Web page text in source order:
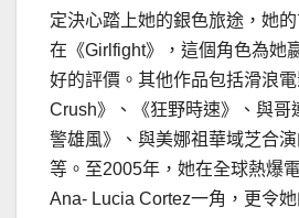
定決心踏上她的銀色旅途，她
在《Girlfight》，這個角色為她
好的評價。其他作品包括滑浪
Crush》、《狂野時速》、與哥
警雄風》、與美娜祖華域芝合
等。至2005年，她在全球熱爆
Ana- Lucia Cortez一角，更令